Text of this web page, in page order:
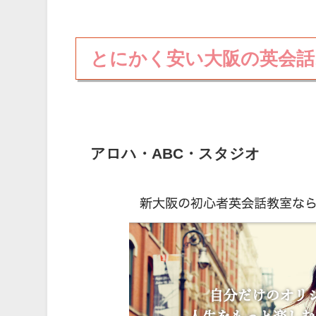
とにかく安い大阪の英会
アロハ・ABC・スタジオ